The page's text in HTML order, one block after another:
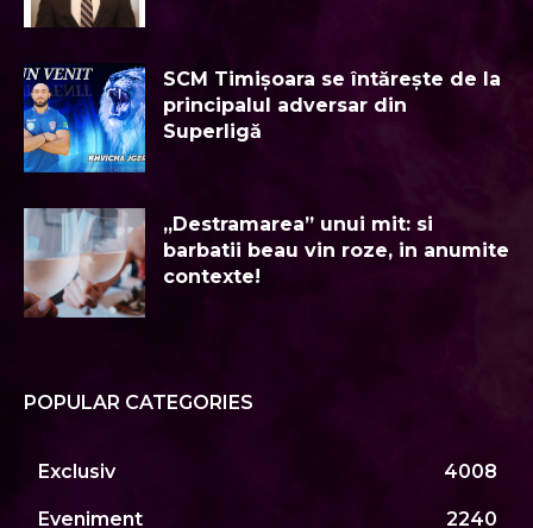
SCM Timişoara se întăreşte de la
principalul adversar din
Superligă
„Destramarea” unui mit: si
barbatii beau vin roze, in anumite
contexte!
POPULAR CATEGORIES
Exclusiv 4008
Eveniment 2240